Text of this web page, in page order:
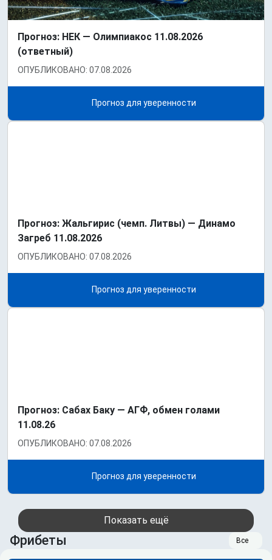
Прогноз: НЕК — Олимпиакос 11.08.2026
(ответный)
ОПУБЛИКОВАНО: 07.08.2026
Прогноз для уверенности
Прогноз: Жальгирис (чемп. Литвы) — Динамо
Загреб 11.08.2026
ОПУБЛИКОВАНО: 07.08.2026
Прогноз для уверенности
Прогноз: Сабах Баку — АГФ, обмен голами
11.08.26
ОПУБЛИКОВАНО: 07.08.2026
Прогноз для уверенности
Показать ещё
Фрибеты Все